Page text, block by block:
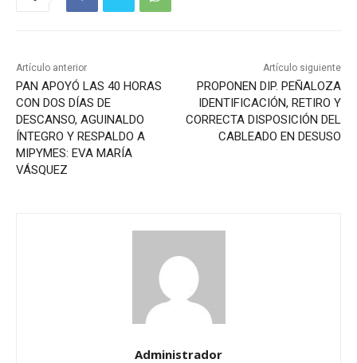
Artículo anterior
PAN APOYÓ LAS 40 HORAS
CON DOS DÍAS DE
DESCANSO, AGUINALDO
ÍNTEGRO Y RESPALDO A
MIPYMES: EVA MARÍA
VÁSQUEZ
Artículo siguiente
PROPONEN DIP. PEÑALOZA
IDENTIFICACIÓN, RETIRO Y
CORRECTA DISPOSICIÓN DEL
CABLEADO EN DESUSO
Administrador